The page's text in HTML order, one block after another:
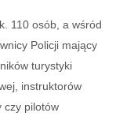
110 osób, a wśród
Policji mający
turystyki
instruktorów
czy pilotów